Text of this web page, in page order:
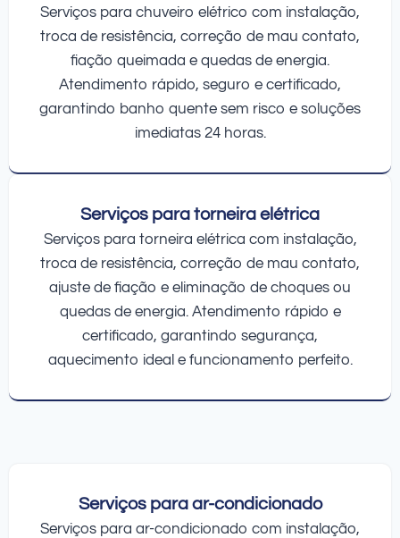
Serviços para chuveiro elétrico com instalação,
troca de resistência, correção de mau contato,
fiação queimada e quedas de energia.
Atendimento rápido, seguro e certificado,
garantindo banho quente sem risco e soluções
imediatas 24 horas.
Serviços para torneira elétrica
Serviços para torneira elétrica com instalação,
troca de resistência, correção de mau contato,
ajuste de fiação e eliminação de choques ou
quedas de energia. Atendimento rápido e
certificado, garantindo segurança,
aquecimento ideal e funcionamento perfeito.
Serviços para ar-condicionado
Serviços para ar-condicionado com instalação,